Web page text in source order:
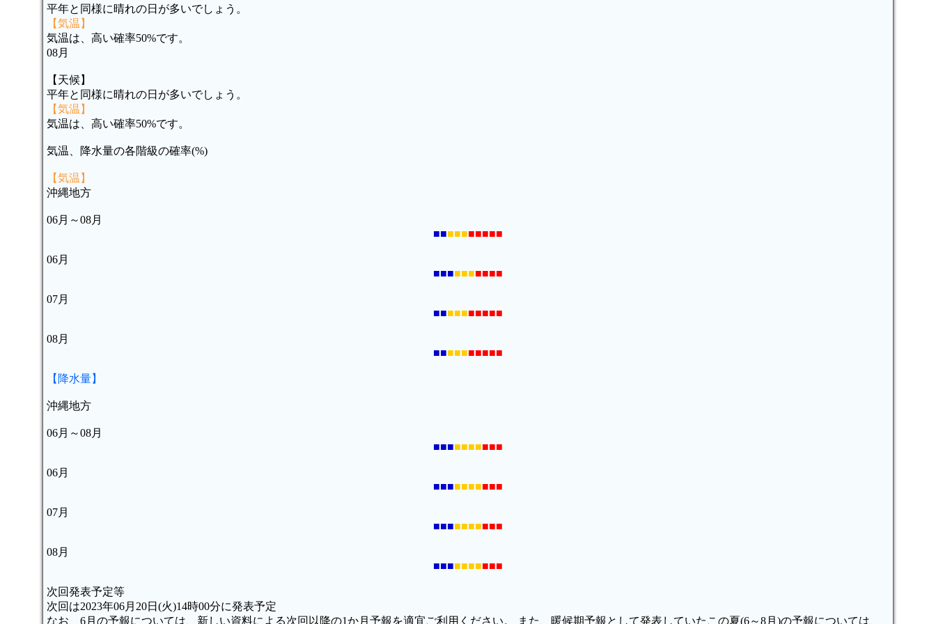
平年と同様に晴れの日が多いでしょう。
【気温】
気温は、高い確率50%です。
08月
【天候】
平年と同様に晴れの日が多いでしょう。
【気温】
気温は、高い確率50%です。
気温、降水量の各階級の確率(%)
【気温】
沖縄地方
06月～08月
■■■■■■■■■■
06月
■■■■■■■■■■
07月
■■■■■■■■■■
08月
■■■■■■■■■■
【降水量】
沖縄地方
06月～08月
■■■■■■■■■■
06月
■■■■■■■■■■
07月
■■■■■■■■■■
08月
■■■■■■■■■■
次回発表予定等
次回は2023年06月20日(火)14時00分に発表予定
なお、6月の予報については、新しい資料による次回以降の1か月予報を適宜ご利用ください。 また、暖候期予報として発表していたこの夏(6～8月)の予報については、